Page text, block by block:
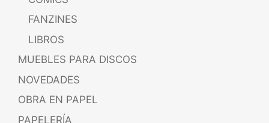
FANZINES
LIBROS
MUEBLES PARA DISCOS
NOVEDADES
OBRA EN PAPEL
PAPELERÍA